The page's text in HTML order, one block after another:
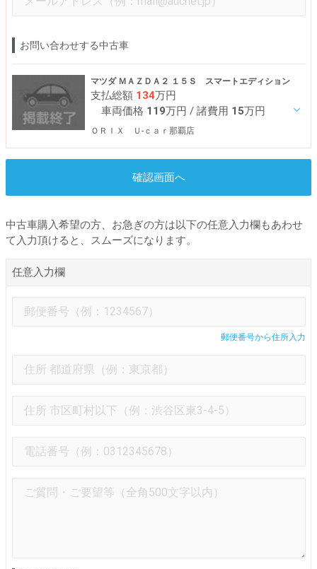
お問い合わせする中古車
マツダ ＭＡＺＤＡ２ １５Ｓ スマートエディション
支払総額 134万円
車両価格 119万円 / 諸費用 15万円
ＯＲＩＸ Ｕ-ｃａｒ那覇店
確認画面へ
中古車購入希望の方、お急ぎの方は以下の任意入力欄もあわせ
て入力頂けると、スムーズになります。
任意入力欄
郵便番号から住所入力